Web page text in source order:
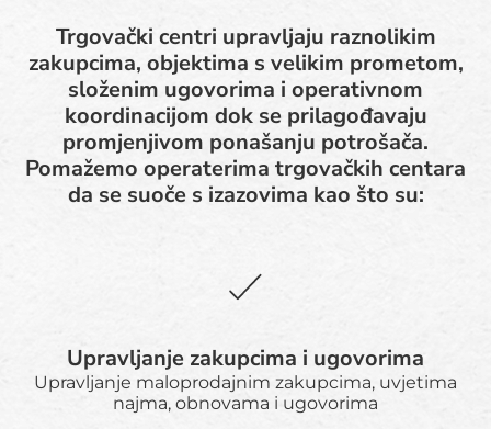
Trgovački centri upravljaju raznolikim
zakupcima, objektima s velikim prometom,
složenim ugovorima i operativnom
koordinacijom dok se prilagođavaju
promjenjivom ponašanju potrošača.
Pomažemo operaterima trgovačkih centara
da se suoče s izazovima kao što su:
Upravljanje zakupcima i ugovorima
Upravljanje maloprodajnim zakupcima, uvjetima
najma, obnovama i ugovorima